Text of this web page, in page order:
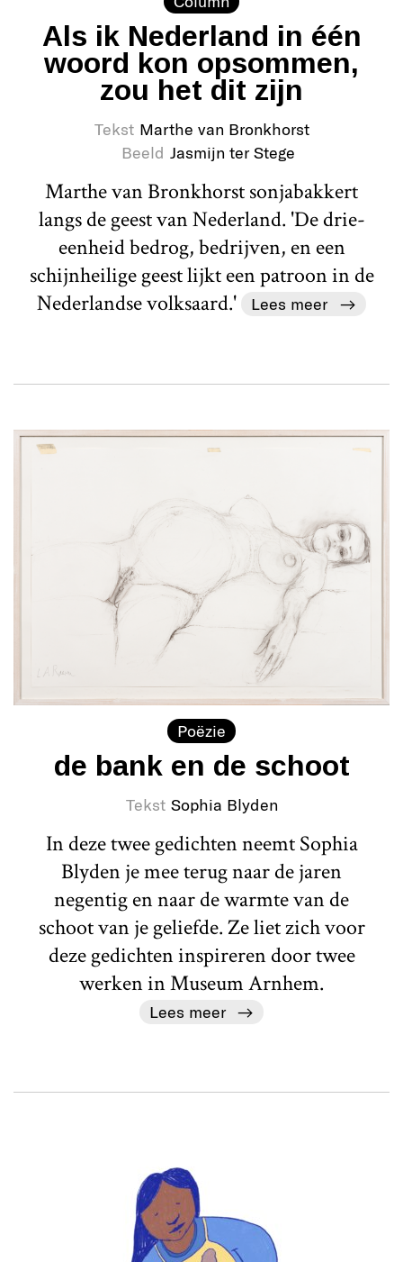
Als ik Nederland in één
woord kon opsommen,
zou het dit zijn
Tekst Marthe van Bronkhorst
Beeld Jasmijn ter Stege
Marthe van Bronkhorst sonjabakkert
langs de geest van Nederland. 'De drie-
eenheid bedrog, bedrijven, en een
schijnheilige geest lijkt een patroon in de
Nederlandse volksaard.'
Lees meer
Poëzie
de bank en de schoot
Tekst Sophia Blyden
In deze twee gedichten neemt Sophia
Blyden je mee terug naar de jaren
negentig en naar de warmte van de
schoot van je geliefde. Ze liet zich voor
deze gedichten inspireren door twee
werken in Museum Arnhem.
Lees meer